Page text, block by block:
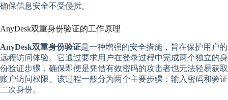
确保信息安全不受侵扰。
AnyDesk双重身份验证的工作原理
AnyDesk双重身份验证是一种增强的安全措施，旨在保护用户的
远程访问体验。它通过要求用户在登录过程中完成两个独立的身
份验证步骤，确保即便是凭借有效密码的攻击者也无法轻易获取
账户访问权限。该过程一般分为两个主要步骤：输入密码和验证
二次身份。